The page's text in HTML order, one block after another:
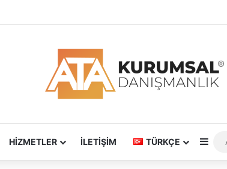
HIZMETLER İLETIŞIM TÜRKÇE